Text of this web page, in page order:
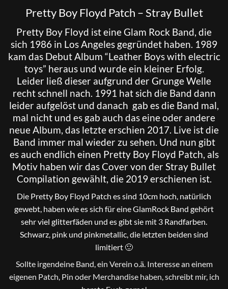
Pretty Boy Floyd Patch – Stray Bullet
Pretty Boy Floyd ist eine Glam Rock Band, die
sich 1986 in Los Angeles gegründet haben. 1989
kam das Debut Album “Leather Boys with electric
toys” heraus und wurde ein kleiner Erfolg.
Leider ließ dieser aufgrund der Grunge Welle
recht schnell nach. 1991 hat sich die Band dann
leider aufgelöst und danach gab es die Band mal,
mal nicht und es gab auch das eine oder andere
neue Album, das letzte erschien 2017. Live ist die
Band immer mal wieder zu sehen. Und nun gibt
es auch endlich einen Pretty Boy Floyd Patch, als
Motiv haben wir das Cover von der Stray Bullet
Compilation gewählt, die 2019 erschienen ist.
Die Pretty Boy Floyd Patch es sind 10cm hoch, natürlich
gewebt, haben wie es sich für eine GlamRock Band gehört
sehr viel glitterfäden und es gibt sie mit 3 Randfarben.
Schwarz, pink und pinkmetallic, die letzten beiden sind
limitiert 🙂
Sollte irgendeine Band, ein Verein o.ä. Interesse an einem
eigenen Patch, Pin oder Merchandise haben, schreibt mir, ich